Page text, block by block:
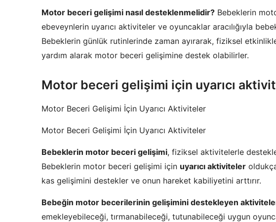
Motor beceri gelişimi nasıl desteklenmelidir? Bebeklerin
ebeveynlerin uyarıcı aktiviteler ve oyuncaklar aracılığıyla
Bebeklerin günlük rutinlerinde zaman ayırarak, fiziksel
yardım alarak motor beceri gelişimine destek olabilirler.
Motor beceri gelişimi için uyarıcı
Motor Beceri Gelişimi İçin Uyarıcı Aktiviteler
Motor Beceri Gelişimi İçin Uyarıcı Aktiviteler
Bebeklerin motor beceri gelişimi, fiziksel aktivitelerle
Bebeklerin motor beceri gelişimi için uyarıcı aktiviteler
kas gelişimini destekler ve onun hareket kabiliyetini arttırır.
Bebeğin motor becerilerinin gelişimini destekleyen
emekleyebileceği, tırmanabileceği, tutunabileceği uygun